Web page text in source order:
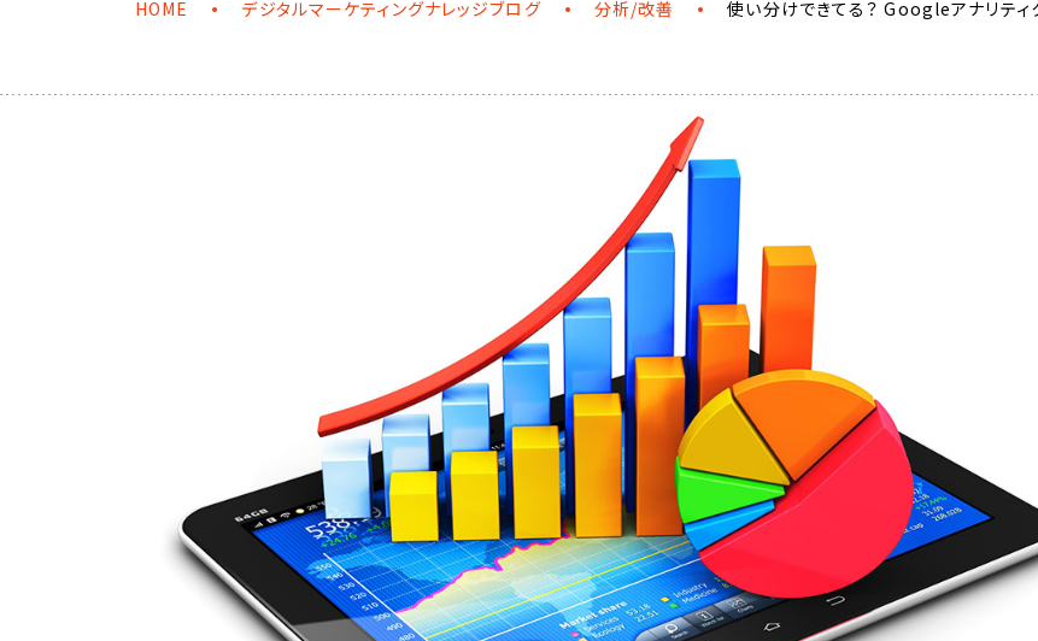
HOME デジタルマーケティングナレッジブログ 分析/改善 使い分けできてる？ Googleアナリティ